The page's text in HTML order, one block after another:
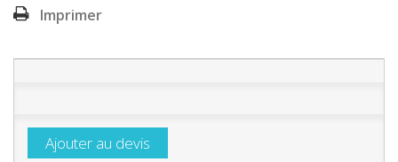
Imprimer
Ajouter au devis